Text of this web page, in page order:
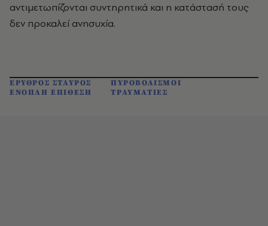
αντιμετωπίζονται συντηρητικά και η κατάστασή τους
δεν προκαλεί ανησυχία.
ΕΡΥΘΡΟΣ ΣΤΑΥΡΟΣ
ΠΥΡΟΒΟΛΙΣΜΟΙ
ΕΝΟΠΛΗ ΕΠΙΘΕΣΗ
ΤΡΑΥΜΑΤΙΕΣ